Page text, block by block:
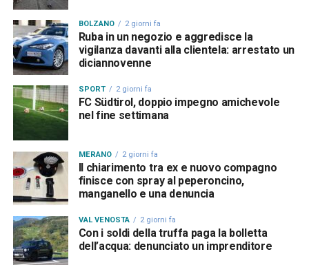
BOLZANO 2 giorni fa
Ruba in un negozio e aggredisce la
vigilanza davanti alla clientela: arrestato un
diciannovenne
SPORT 2 giorni fa
FC Südtirol, doppio impegno amichevole
nel fine settimana
MERANO 2 giorni fa
Il chiarimento tra ex e nuovo compagno
finisce con spray al peperoncino,
manganello e una denuncia
VAL VENOSTA 2 giorni fa
Con i soldi della truffa paga la bolletta
dell’acqua: denunciato un imprenditore